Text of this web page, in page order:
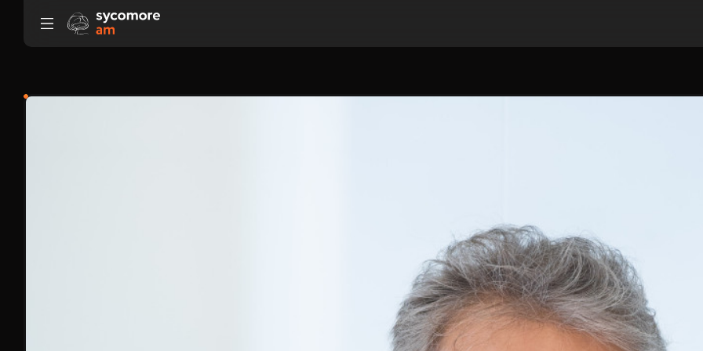
Ir al contenido